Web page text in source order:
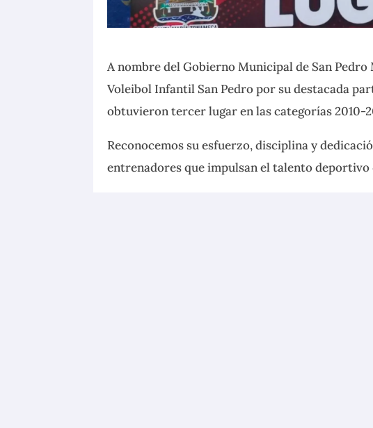
A nombre del Gobierno Municipal de San
Voleibol Infantil San Pedro por su destacada
obtuvieron tercer lugar en las categorías 2010-
Reconocemos su esfuerzo, disciplina y
entrenadores que impulsan el talento deportivo